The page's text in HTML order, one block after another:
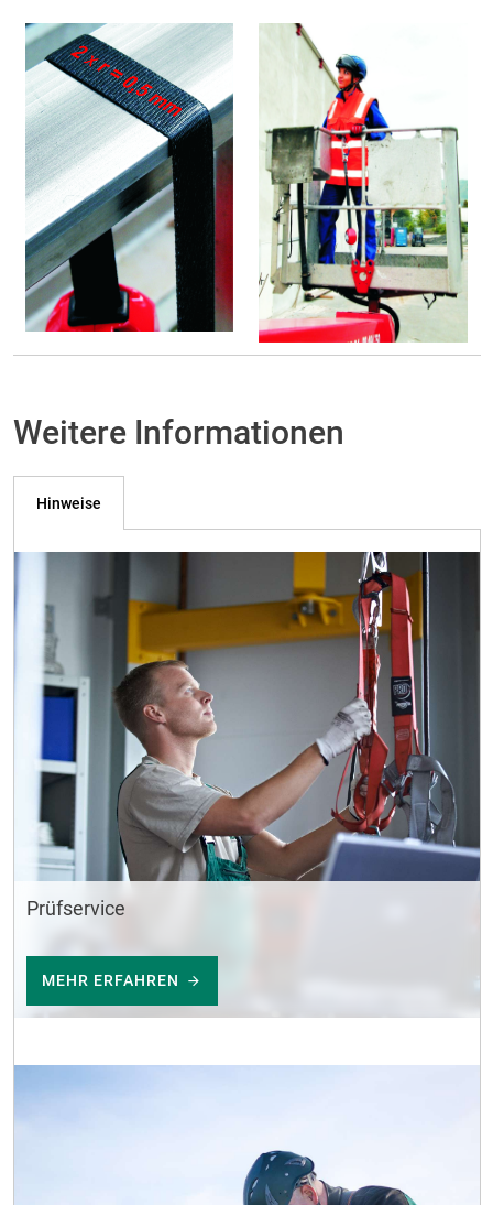
Weitere Informationen
Hinweise
Prüfservice
MEHR ERFAHREN